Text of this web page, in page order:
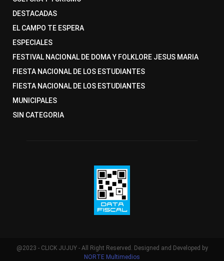
DESTACADAS
EL CAMPO TE ESPERA
ESPECIALES
FESTIVAL NACIONAL DE DOMA Y FOLKLORE JESUS MARIA
FIESTA NACIONAL DE LOS ESTUDIANTES
FIESTA NACIONAL DE LOS ESTUDIANTES
MUNICIPALES
SIN CATEGORIA
@2023 - CLICK JUJUY - All Right Reserved. Designed and Developed by
NORTE Multimedios